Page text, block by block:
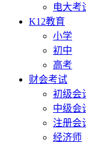
电大考
K12教育
小学
初中
高考
财会考试
初级会
中级会
注册会
经济师